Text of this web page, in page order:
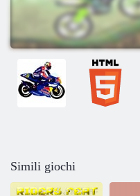
Simili giochi